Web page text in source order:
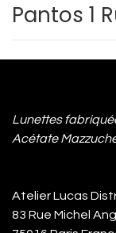
Pantos 1
Lunettes
Acétate
Atelier Lucas
83 Rue Michel